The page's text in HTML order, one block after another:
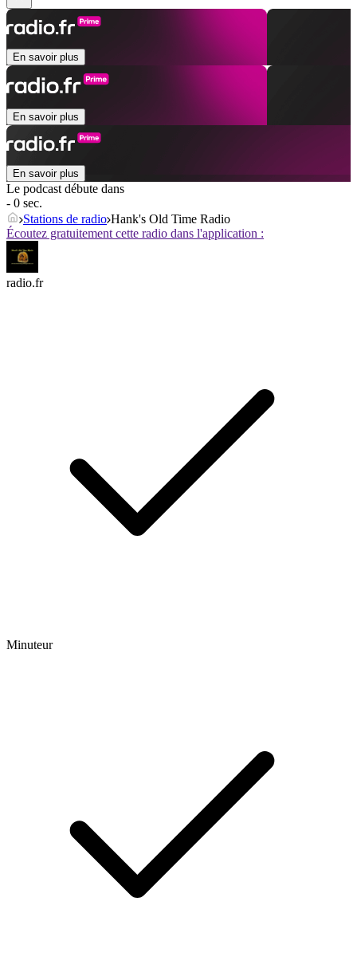
En savoir plus
En savoir plus
En savoir plus
Le podcast débute dans
- 0 sec.
Stations de radio Hank's Old Time Radio
Écoutez gratuitement cette radio dans l'application :
radio.fr
Minuteur